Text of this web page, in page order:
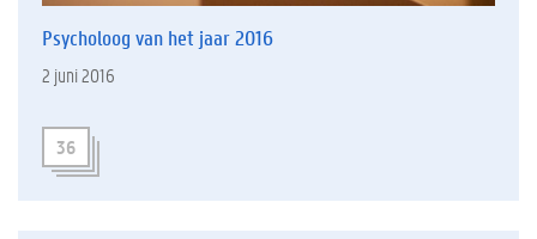
Psycholoog van het jaar 2016
2 juni 2016
36